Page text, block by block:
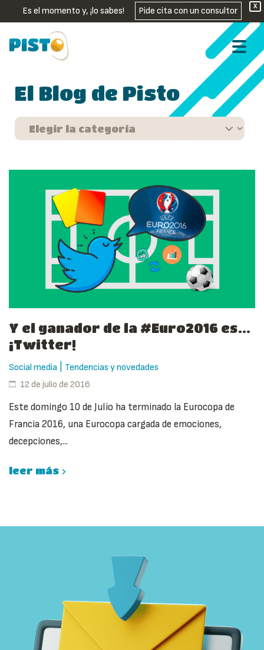
X
Es el momento y, ¡lo sabes! Pide cita con un consultor
El Blog de Pisto
Y el ganador de la #Euro2016 es…
¡Twitter!
Social media
Tendencias y novedades
12 de julio de 2016
Este domingo 10 de Julio ha terminado la Eurocopa de
Francia 2016, una Eurocopa cargada de emociones,
decepciones,...
leer más